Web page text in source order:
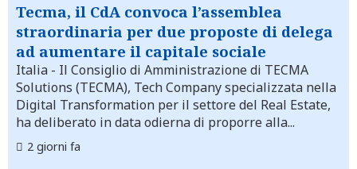
Tecma, il CdA convoca l’assemblea
straordinaria per due proposte di delega
ad aumentare il capitale sociale
Italia - Il Consiglio di Amministrazione di TECMA
Solutions (TECMA), Tech Company specializzata nella
Digital Transformation per il settore del Real Estate,
ha deliberato in data odierna di proporre alla...
2 giorni fa